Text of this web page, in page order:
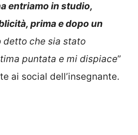
entriamo in studio,
prima e dopo un
detto che sia stato
puntata e mi dispiace”
ai social dell’insegnante.